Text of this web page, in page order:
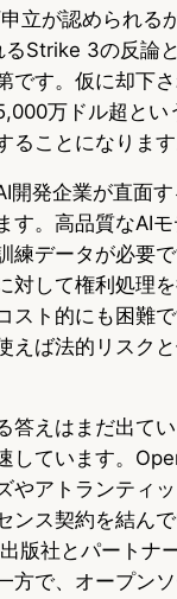
立が認められる
るStrike 3の反論
です。仮に却下
万ドル超とい
ることになります
開発企業が直面
す。高品質なAI
練データが必要
対して権利処理
スト的にも困難
えば法的リスク
答えはまだ出てい
しています。
やアトランティ
ンス契約を結んで
版社とパートナ
方で、オープン